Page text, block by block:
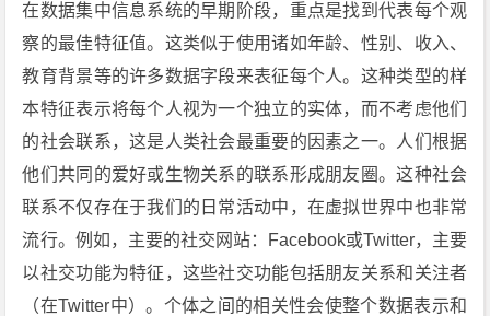
在数据集中信息系统的早期阶段，重点是找到代表每个观
察的最佳特征值。这类似于使用诸如年龄、性别、收入、
教育背景等的许多数据字段来表征每个人。这种类型的样
本特征表示将每个人视为一个独立的实体，而不考虑他们
的社会联系，这是人类社会最重要的因素之一。人们根据
他们共同的爱好或生物关系的联系形成朋友圈。这种社会
联系不仅存在于我们的日常活动中，在虚拟世界中也非常
流行。例如，主要的社交网站：Facebook或Twitter，主要
以社交功能为特征，这些社交功能包括朋友关系和关注者
（在Twitter中）。个体之间的相关性会使整个数据表示和